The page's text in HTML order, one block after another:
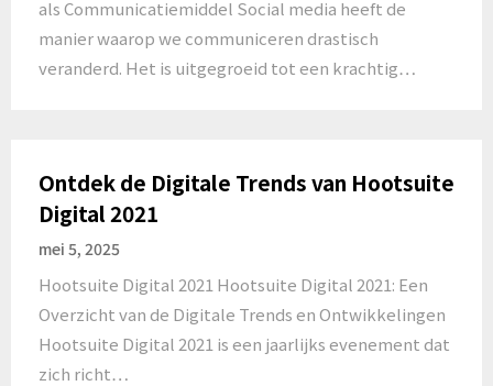
als Communicatiemiddel Social media heeft de
manier waarop we communiceren drastisch
veranderd. Het is uitgegroeid tot een krachtig…
Ontdek de Digitale Trends van Hootsuite
Digital 2021
mei 5, 2025
Hootsuite Digital 2021 Hootsuite Digital 2021: Een
Overzicht van de Digitale Trends en Ontwikkelingen
Hootsuite Digital 2021 is een jaarlijks evenement dat
zich richt…